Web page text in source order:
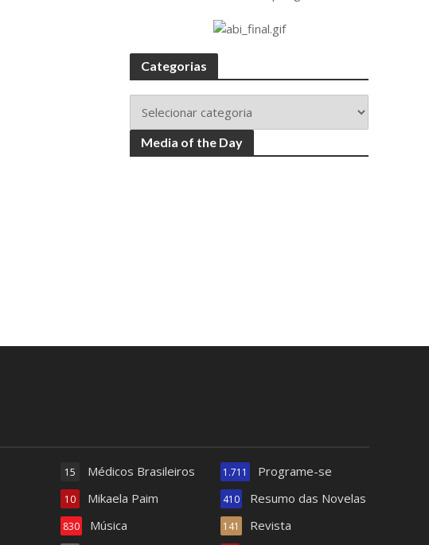
Categorias
Media of the Day
Médicos Brasileiros
15
Mikaela Paim
10
Música
830
Programe-se
1.711
Resumo das Novelas
410
Revista
141